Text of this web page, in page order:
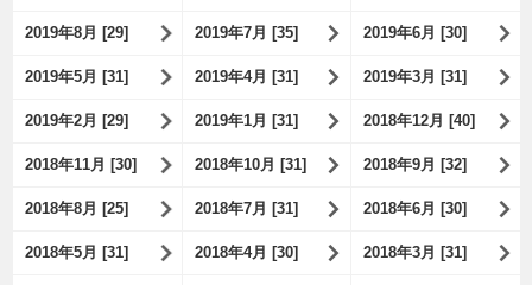
2019年8月 [29] 2019年7月 [35] 2019年6月 [30]
2019年5月 [31] 2019年4月 [31] 2019年3月 [31]
2019年2月 [29] 2019年1月 [31] 2018年12月 [40]
2018年11月 [30] 2018年10月 [31] 2018年9月 [32]
2018年8月 [25] 2018年7月 [31] 2018年6月 [30]
2018年5月 [31] 2018年4月 [30] 2018年3月 [31]